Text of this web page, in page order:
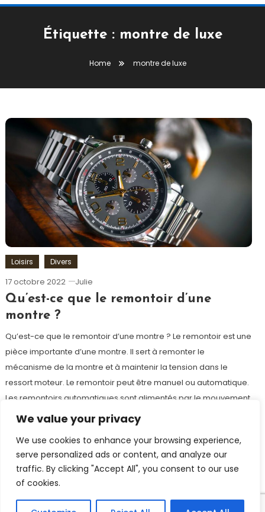
We value your privacy
We use cookies to enhance your browsing experience,
serve personalized ads or content, and analyze our
traffic. By clicking "Accept All", you consent to our use
of cookies.
Étiquette : montre de luxe
Home montre de luxe
Loisirs Divers
17 octobre 2022 Julie
Qu’est-ce que le remontoir d’une
montre ?
Qu’est-ce que le remontoir d’une montre ? Le remontoir est une
pièce importante d’une montre. Il sert à remonter le
mécanisme de la montre et à maintenir la tension dans le
ressort moteur. Le remontoir peut être manuel ou automatique.
Les remontoirs automatiques sont alimentés par le mouvement
du poignet et les remontoirs manuels par une clé […]
Taggedluxe,montre ,montre de luxe
Discover